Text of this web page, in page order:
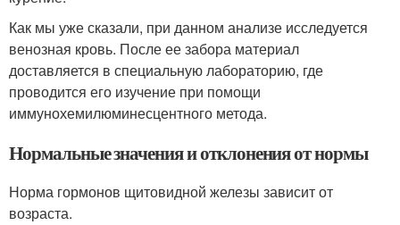
Как мы уже сказали, при данном анализе исследуется
венозная кровь. После ее забора материал
доставляется в специальную лабораторию, где
проводится его изучение при помощи
иммунохемилюминесцентного метода.
Нормальные значения и отклонения от нормы
Норма гормонов щитовидной железы зависит от
возраста.